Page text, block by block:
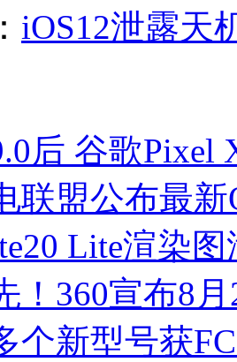
iOS12泄露天
后 谷歌Pixel
联盟公布最
Lite渲染
！360宣布8
个新型号获